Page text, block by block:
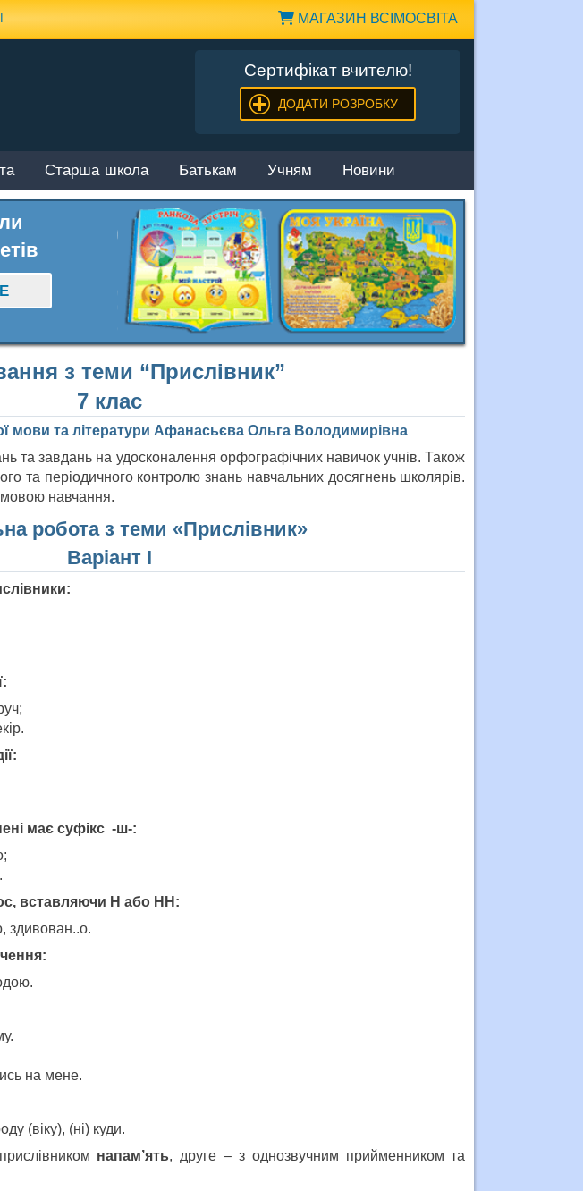
МАГАЗИН ВСІМОСВІТА
Сертифікат вчителю!
ДОДАТИ РОЗРОБКУ
Старша школа Батькам Учням Новини
з теми “Прислівник”
7 клас
мови та літератури Афанасьєва Ольга Володимирівна
та завдань на удосконалення орфографічних навичок учнів. Також
та періодичного контролю знань навчальних досягнень школярів.
мовою навчання.
робота з теми «Прислівник»
Варіант І
має суфікс -ш-:
вставляючи Н або НН:
здивован..о.
на мене.
(віку), (ні) куди.
напам’ять, друге – з однозвучним прийменником та